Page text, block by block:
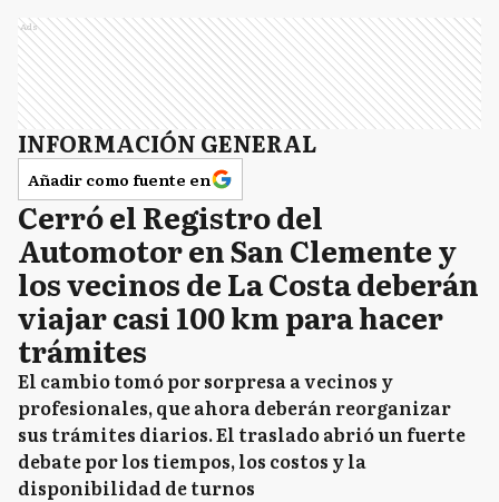
Ads
INFORMACIÓN GENERAL
Añadir como fuente en
Cerró el Registro del
Automotor en San Clemente y
los vecinos de La Costa deberán
viajar casi 100 km para hacer
trámites
El cambio tomó por sorpresa a vecinos y
profesionales, que ahora deberán reorganizar
sus trámites diarios. El traslado abrió un fuerte
debate por los tiempos, los costos y la
disponibilidad de turnos